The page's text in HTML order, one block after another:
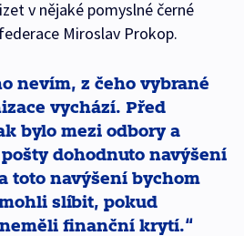
v nějaké pomyslné černé
Miroslav Prokop.
nevím, z čeho vybrané
vychází. Před
bylo mezi odbory a
dohodnuto navýšení
toto navýšení bychom
slíbit, pokud
finanční krytí.